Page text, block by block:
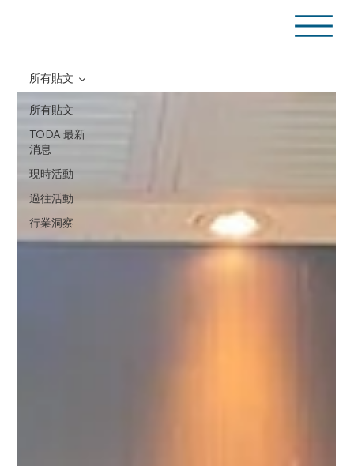
所有貼文
TODA 最新
消息
現時活動
過往活動
行業洞察
所有貼文